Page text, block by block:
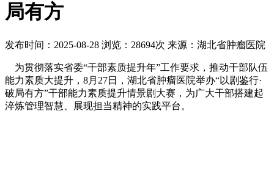
局有方
发布时间：2025-08-28 浏览：28694次 来源：湖北省肿瘤医院
为贯彻落实省委“干部素质提升年”工作要求，推动干部队伍
能力素质大提升，8月27日，湖北省肿瘤医院举办“以剧鉴行·
破局有方”干部能力素质提升情景剧大赛，为广大干部搭建起
淬炼管理智慧、展现担当精神的实践平台。